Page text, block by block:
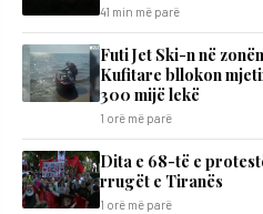
41 min më parë
Futi Jet Ski-n në
Kufitare bllokon
300 mijë lekë
1 orë më parë
Dita e 68-të e
rrugët e Tiranës
1 orë më parë